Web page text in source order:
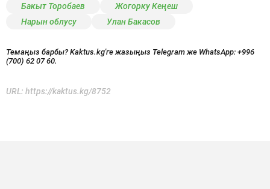
Бакыт Торобаев
Жогорку Кеңеш
Нарын облусу
Улан Бакасов
Темаңыз барбы? Kaktus.kg'ге жазыңыз Telegram же WhatsApp: +996
(700) 62 07 60.
URL: https://kaktus.kg/8752